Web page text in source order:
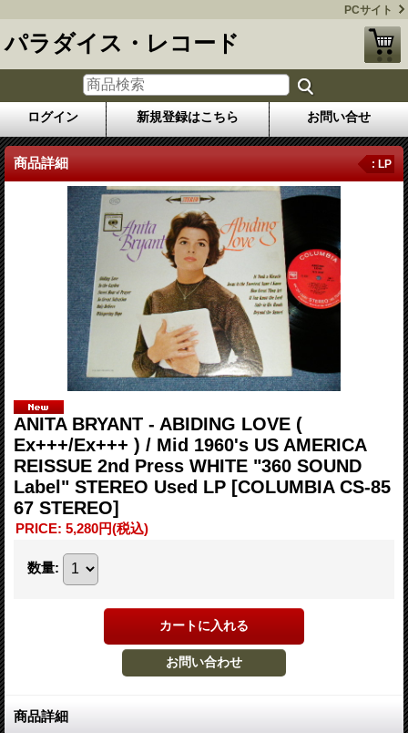
PCサイト
パラダイス・レコード
ログイン 新規登録はこちら お問い合せ
商品詳細 : LP
ANITA BRYANT - ABIDING LOVE (
Ex+++/Ex+++ ) / Mid 1960's US AMERICA
REISSUE 2nd Press WHITE "360 SOUND
Label" STEREO Used LP [COLUMBIA CS-85
67 STEREO]
PRICE: 5,280円(税込)
数量:
商品詳細